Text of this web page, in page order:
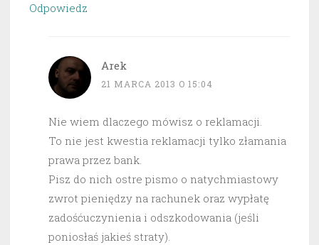
Odpowiedz
Arek
21 MARCA 2013 O 15:04
Nie wiem dlaczego mówisz o reklamacji.
To nie jest kwestia reklamacji tylko złamania
prawa przez bank.
Pisz do nich ostre pismo o natychmiastowy
zwrot pieniędzy na rachunek oraz wypłatę
zadośćuczynienia i odszkodowania (jeśli
poniosłaś jakieś straty).